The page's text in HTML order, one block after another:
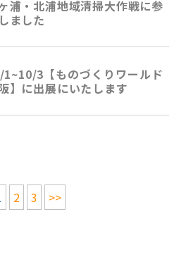
浦・北浦地域清掃大作戦に参
ました
1~10/3【ものづくりワールド
】に出展にいたします
2 3 >>